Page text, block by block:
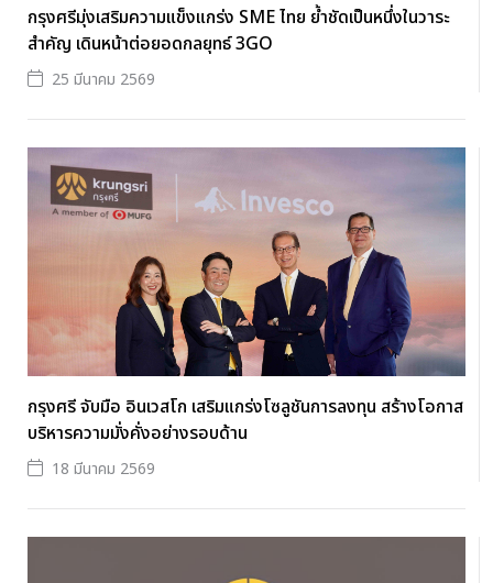
กรุงศรีมุ่งเสริมความแข็งแกร่ง SME ไทย ย้ำชัดเป็นหนึ่งในวาระ
สำคัญ เดินหน้าต่อยอดกลยุทธ์ 3GO
25 มีนาคม 2569
กรุงศรี จับมือ อินเวสโก เสริมแกร่งโซลูชันการลงทุน สร้างโอกาส
บริหารความมั่งคั่งอย่างรอบด้าน
18 มีนาคม 2569